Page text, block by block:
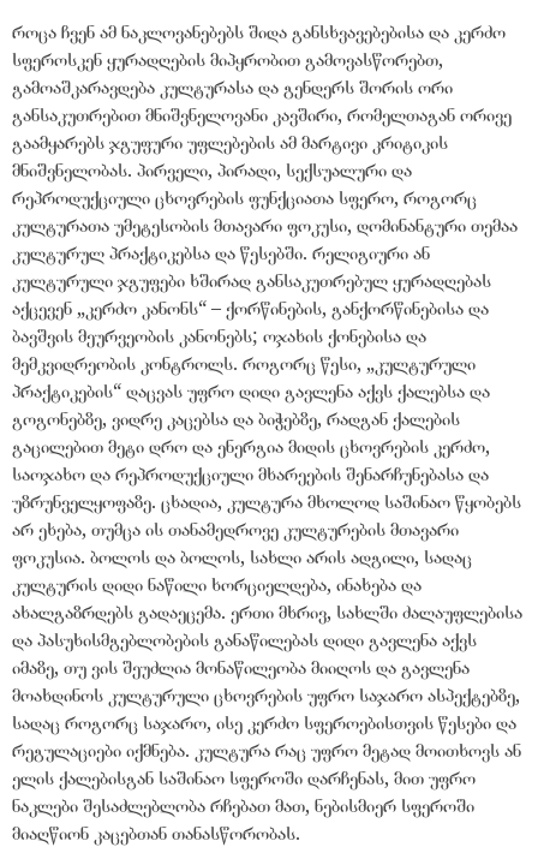
როცა ჩვენ ამ ნაკლოვანებებს შიდა განსხვავებებისა და კერძო
სფეროსკენ ყურადღების მიპყრობით გამოვასწორებთ,
გამოაშკარავდება კულტურასა და გენდერს შორის ორი
განსაკუთრებით მნიშვნელოვანი კავშირი, რომელთაგან ორივე
გაამყარებს ჯგუფური უფლებების ამ მარტივი კრიტიკის
მნიშვნელობას. პირველი, პირადი, სექსუალური და
რეპროდუქციული ცხოვრების ფუნქციათა სფერო, როგორც
კულტურათა უმეტესობის მთავარი ფოკუსი, დომინანტური თემაა
კულტურულ პრაქტიკებსა და წესებში. რელიგიური ან
კულტურული ჯგუფები ხშირად განსაკუთრებულ ყურადღებას
აქცევენ „კერძო კანონს“ – ქორწინების, განქორწინებისა და
ბავშვის მეურვეობის კანონებს; ოჯახის ქონებისა და
მემკვიდრეობის კონტროლს. როგორც წესი, „კულტურული
პრაქტიკების“ დაცვას უფრო დიდი გავლენა აქვს ქალებსა და
გოგონებზე, ვიდრე კაცებსა და ბიჭებზე, რადგან ქალების
გაცილებით მეტი დრო და ენერგია მიდის ცხოვრების კერძო,
საოჯახო და რეპროდუქციული მხარეების შენარჩუნებასა და
უზრუნველყოფაზე. ცხადია, კულტურა მხოლოდ საშინაო წყობებს
არ ეხება, თუმცა ის თანამედროვე კულტურების მთავარი
ფოკუსია. ბოლოს და ბოლოს, სახლი არის ადგილი, სადაც
კულტურის დიდი ნაწილი ხორციელდება, ინახება და
ახალგაზრდებს გადაეცემა. ერთი მხრივ, სახლში ძალაუფლებისა
და პასუხისმგებლობების განაწილებას დიდი გავლენა აქვს
იმაზე, თუ ვის შეუძლია მონაწილეობა მიიღოს და გავლენა
მოახდინოს კულტურული ცხოვრების უფრო საჯარო ასპექტებზე,
სადაც როგორც საჯარო, ისე კერძო სფეროებისთვის წესები და
რეგულაციები იქმნება. კულტურა რაც უფრო მეტად მოითხოვს ან
ელის ქალებისგან საშინაო სფეროში დარჩენას, მით უფრო
ნაკლები შესაძლებლობა რჩებათ მათ, ნებისმიერ სფეროში
მიაღწიონ კაცებთან თანასწორობას.